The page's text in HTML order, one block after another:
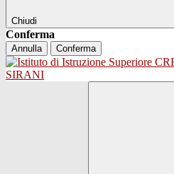
Chiudi
Conferma
Annulla Conferma